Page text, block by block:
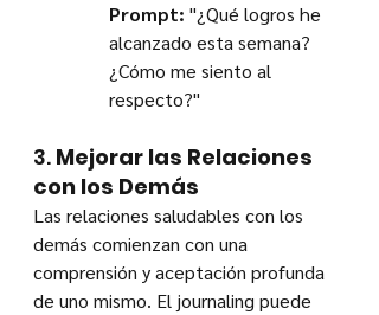
Prompt: "¿Qué logros he
alcanzado esta semana?
¿Cómo me siento al
respecto?"
3. Mejorar las Relaciones
con los Demás
Las relaciones saludables con los
demás comienzan con una
comprensión y aceptación profunda
de uno mismo. El journaling puede